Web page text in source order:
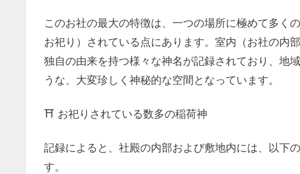
このお社の最大の特徴は、一つの場所に極めて多く
お祀り）されている点にあります。室内（お社の内
独自の由来を持つ様々な神名が記録されており、地
うな、大変珍しく神秘的な空間となっています。
⛩️ お祀りされている数多の稲荷神
記録によると、社殿の内部および敷地内には、以下
す。